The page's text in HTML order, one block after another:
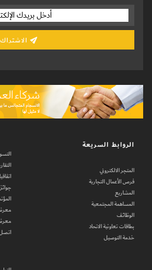
الروابط السريعة
المتجر الالكتروني
فرص الأعمال التجارية
المشاريع
المساهمة المجتمعية
الوظائف
بطاقات تعاونية الاتحاد
خدمة التوصيل
جوائز